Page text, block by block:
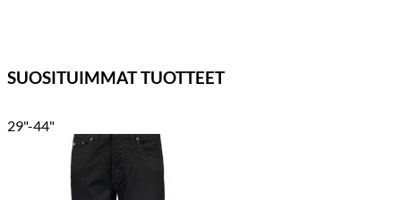
SUOSITUIMMAT TUOTTEET
29"-44"